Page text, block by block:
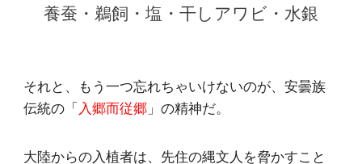
養蚕・鵜飼・塩・干しアワビ・水銀
それと、もう一つ忘れちゃいけないのが、安曇族
伝統の「入郷而従郷 」の精神だ。
大陸からの入植者は、先住の縄文人を脅かすこと